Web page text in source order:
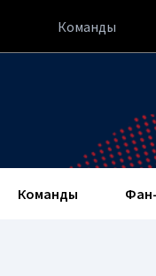
Команды
Команды